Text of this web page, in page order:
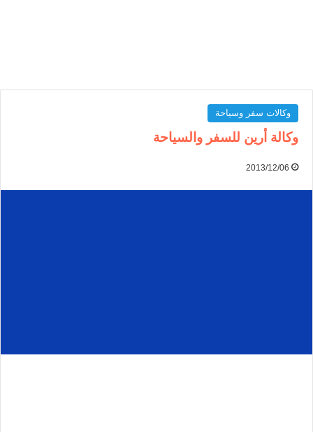
وكالات سفر وسياحة
وكالة أرين للسفر والسياحة
2013/12/06